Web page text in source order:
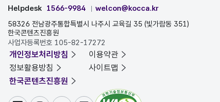
Helpdesk 1566-9984
welcon@kocca.kr
58326 전남광주통합특별시 나주시 교육길 35 (빛가람동 351)
한국콘텐츠진흥원
사업자등록번호 105-82-17272
개인정보처리방침
이용약관
정보활용방침
사이트맵
한국콘텐츠진흥원